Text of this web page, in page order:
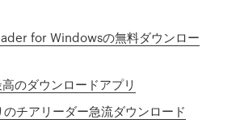
for Windowsの無料ダウンロー
のダウンロードアプリ
チアリーダー急流ダウンロード